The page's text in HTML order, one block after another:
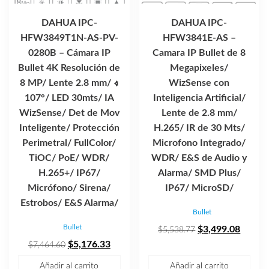
DAHUA IPC-
HFW3849T1N-AS-PV-
0280B – Cámara IP
Bullet 4K Resolución de
8 MP/ Lente 2.8 mm/ ∢
107°/ LED 30mts/ IA
WizSense/ Det de Mov
Inteligente/ Protección
Perimetral/ FullColor/
TiOC/ PoE/ WDR/
H.265+/ IP67/
Micrófono/ Sirena/
Estrobos/ E&S Alarma/
Bullet
$7,464.60 El
$5,176.33El
Añadir al carrito
DAHUA IPC-
HFW3841E-AS –
Camara IP Bullet de 8
Megapixeles/
WizSense con
Inteligencia Artificial/
Lente de 2.8 mm/
H.265/ IR de 30 Mts/
Microfono Integrado/
WDR/ E&S de Audio y
Alarma/ SMD Plus/
IP67/ MicroSD/
Bullet
$5,538.77 El
$3,499.08El
Añadir al carrito